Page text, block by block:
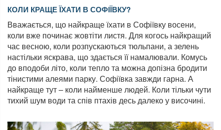
КОЛИ КРАЩЕ ЇХАТИ В СОФІЇВКУ?
Вважається, що найкраще їхати в Софіївку восени,
коли вже починає жовтіти листя. Для когось найкращий
час весною, коли розпускаються тюльпани, а зелень
настільки яскрава, що здається її намалювали. Комусь
до вподоби літо, коли тепло та можна допізна бродити
тінистими алеями парку. Софіївка завжди гарна. А
найкраще тут – коли найменше людей. Коли тільки чути
тихий шум води та спів птахів десь далеко у височині.